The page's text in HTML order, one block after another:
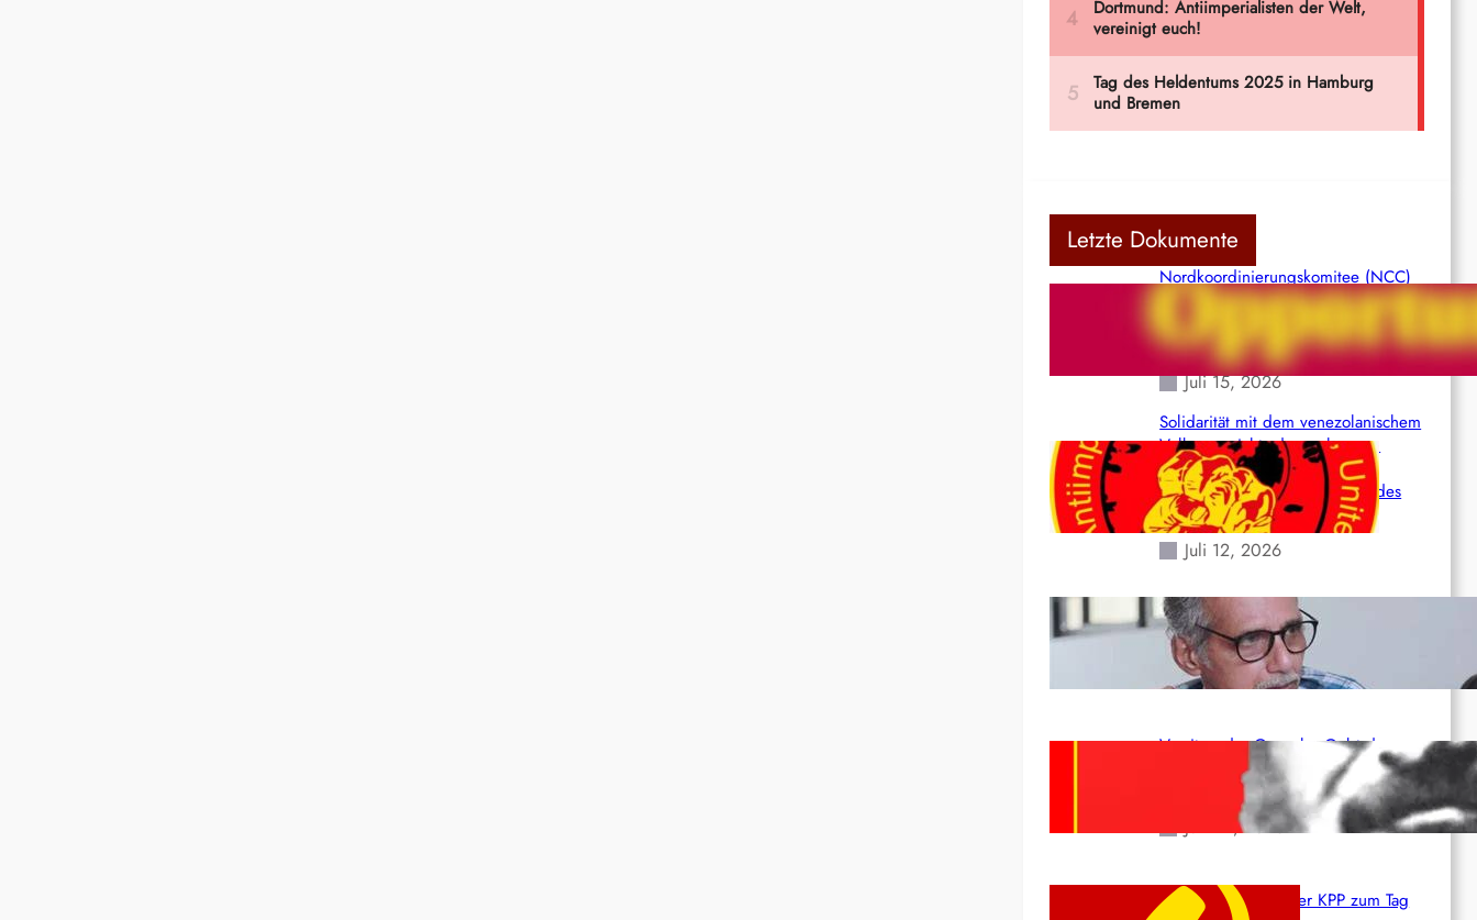
Letzte Dokumente
Nordkoordinierungskomitee (NCC)
der Kommunistischen Partei Indiens
(Maoistisch): Postmoderner
Opportunismus
Juli 15, 2026
Solidarität mit dem venezolanischem
Volk angesichts der verlorenen
Leben und der katastrophalen
Situation durch die Erdbeben des
24. Juni!
Juli 12, 2026
Indien: „Die Politik der Kapitulation“
von K. Murali (Ajith)
Juli 1, 2026
Vorsitzender Gonzalo: Gebt das
Leben für die Partei und die
Revolution!
Juni 19, 2026
Beschluss des ZK der KPP zum Tag